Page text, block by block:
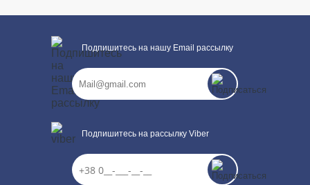
Подпишитесь на нашу Email рассылку
Подпишитесь на рассылку Viber